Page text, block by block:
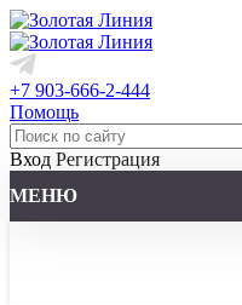
+7 903-666-2-444
Помощь
Вход Регистрация
МЕНЮ